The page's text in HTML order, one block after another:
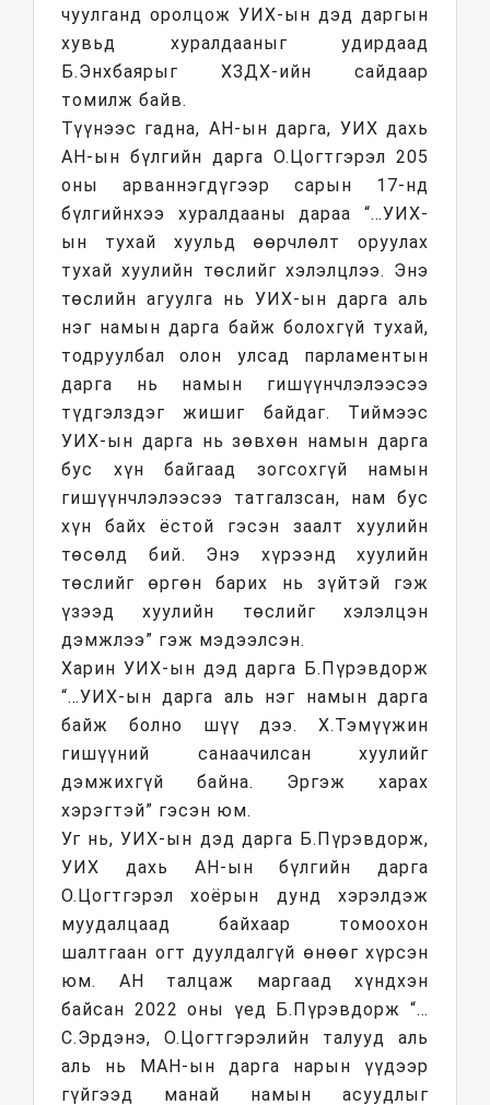
чуулганд оролцож УИХ-ын дэд даргын
хувьд хуралдааныг удирдаад
Б.Энхбаярыг ХЗДХ-ийн сайдаар
томилж байв.
Түүнээс гадна, АН-ын дарга, УИХ дахь
АН-ын бүлгийн дарга О.Цогтгэрэл 205
оны арваннэгдүгээр сарын 17-нд
бүлгийнхээ хуралдааны дараа “…УИХ-
ын тухай хуульд өөрчлөлт оруулах
тухай хуулийн төслийг хэлэлцлээ. Энэ
төслийн агуулга нь УИХ-ын дарга аль
нэг намын дарга байж болохгүй тухай,
тодруулбал олон улсад парламентын
дарга нь намын гишүүнчлэлээсээ
түдгэлздэг жишиг байдаг. Тиймээс
УИХ-ын дарга нь зөвхөн намын дарга
бус хүн байгаад зогсохгүй намын
гишүүнчлэлээсээ татгалзсан, нам бус
хүн байх ёстой гэсэн заалт хуулийн
төсөлд бий. Энэ хүрээнд хуулийн
төслийг өргөн барих нь зүйтэй гэж
үзээд хуулийн төслийг хэлэлцэн
дэмжлээ” гэж мэдээлсэн.
Харин УИХ-ын дэд дарга Б.Пүрэвдорж
“…УИХ-ын дарга аль нэг намын дарга
байж болно шүү дээ. Х.Тэмүүжин
гишүүний санаачилсан хуулийг
дэмжихгүй байна. Эргэж харах
хэрэгтэй” гэсэн юм.
Уг нь, УИХ-ын дэд дарга Б.Пүрэвдорж,
УИХ дахь АН-ын бүлгийн дарга
О.Цогтгэрэл хоёрын дунд хэрэлдэж
муудалцаад байхаар томоохон
шалтгаан огт дуулдалгүй өнөөг хүрсэн
юм. АН талцаж маргаад хүндхэн
байсан 2022 оны үед Б.Пүрэвдорж “…
С.Эрдэнэ, О.Цогтгэрэлийн талууд аль
аль нь МАН-ын дарга нарын үүдээр
гүйгээд манай намын асуудлыг